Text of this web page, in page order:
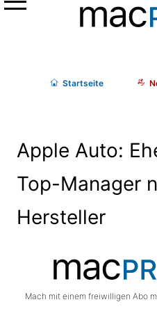
Menü
Startseite
Apple Auto:
Top-Manager
Hersteller
Mach mit einem freiwilligen Abo